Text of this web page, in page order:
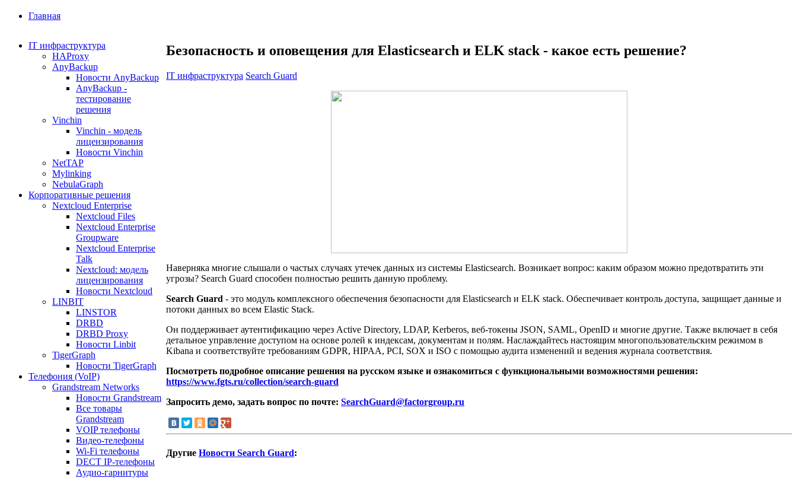
Главная
IT инфраструктура
HAProxy
AnyBackup
Новости AnyBackup
AnyBackup -
тестирование
решения
Vinchin
Vinchin - модель
лицензирования
Новости Vinchin
NetTAP
Mylinking
NebulaGraph
Корпоративные решения
Nextcloud Enterprise
Nextcloud Files
Nextcloud Enterprise
Groupware
Nextcloud Enterprise
Talk
Nextcloud: модель
лицензирования
Новости Nextcloud
LINBIT
LINSTOR
DRBD
DRBD Proxy
Новости Linbit
TigerGraph
Новости TigerGraph
Телефония (VoIP)
Grandstream Networks
Новости Grandstream
Все товары
Grandstream
VOIP телефоны
Видео-телефоны
Wi-Fi телефоны
DECT IP-телефоны
Аудио-гарнитуры
Безопасность и оповещения для Elasticsearch и ELK stack - какое есть решение?
IT инфраструктура Search Guard
Наверняка многие слышали о частых случаях утечек данных из системы Elasticsearch. Возникает вопрос: каким образом можно предотвратить эти
угрозы? Search Guard способен полностью решить данную проблему.
Search Guard - это модуль комплексного обеспечения безопасности для Elasticsearch и ELK stack. Обеспечивает контроль доступа, защищает данные и
потоки данных во всем Elastic Stack.
Он поддерживает аутентификацию через Active Directory, LDAP, Kerberos, веб-токены JSON, SAML, OpenID и многие другие. Также включает в себя
детальное управление доступом на основе ролей к индексам, документам и полям. Наслаждайтесь настоящим многопользовательским режимом в
Kibana и соответствуйте требованиям GDPR, HIPAA, PCI, SOX и ISO с помощью аудита изменений и ведения журнала соответствия.
Посмотреть подробное описание решения на русском языке и ознакомиться с функциональными возможностями решения:
https://www.fgts.ru/collection/search-guard
Запросить демо, задать вопрос по почте: SearchGuard@factorgroup.ru
Другие Новости Search Guard: